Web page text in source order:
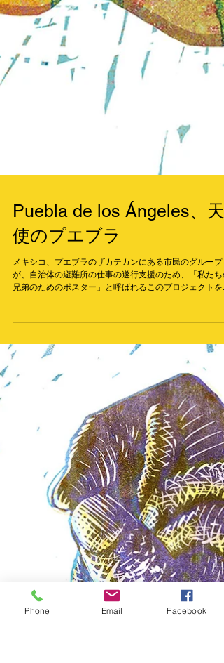
Puebla de los Ángeles、天
使のプエブラ
メキシコ、プエブラのザカテカンにある市民のグループ
が、自治体の避難所の仕事の遂行支援のため、「私たち
兄弟のためのポスター」と呼ばれるこのプロジェクトを
販売され、避難所や病院建設のための義援金となります
Phone Email Facebook